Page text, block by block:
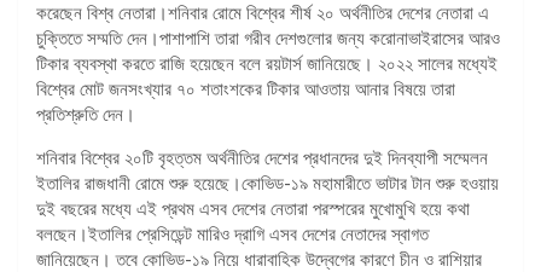
করেছেন বিশ্ব নেতারা।শনিবার রোমে বিশ্বের শীর্ষ ২০ অর্থনীতির দেশের নেতারা এ
চুক্তিতে সম্মতি দেন।পাশাপাশি তারা গরীব দেশগুলোর জন্য করোনাভাইরাসের আরও
টিকার ব্যবস্থা করতে রাজি হয়েছেন বলে রয়টার্স জানিয়েছে। ২০২২ সালের মধ্যেই
বিশ্বের মোট জনসংখ্যার ৭০ শতাংশকের টিকার আওতায় আনার বিষয়ে তারা
প্রতিশ্রুতি দেন।
শনিবার বিশ্বের ২০টি বৃহত্তম অর্থনীতির দেশের প্রধানদের দুই দিনব্যাপী সম্মেলন
ইতালির রাজধানী রোমে শুরু হয়েছে।কোভিড-১৯ মহামারীতে ভাটার টান শুরু হওয়ায়
দুই বছরের মধ্যে এই প্রথম এসব দেশের নেতারা পরস্পরের মুখোমুখি হয়ে কথা
বলছেন।ইতালির প্রেসিডেন্ট মারিও দ্রাগি এসব দেশের নেতাদের স্বাগত
জানিয়েছেন। তবে কোভিড-১৯ নিয়ে ধারাবাহিক উদ্বেগের কারণে চীন ও রাশিয়ার